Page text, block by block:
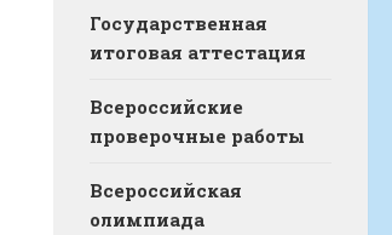
Государственная
итоговая аттестация
Всероссийские
проверочные работы
Всероссийская
олимпиада